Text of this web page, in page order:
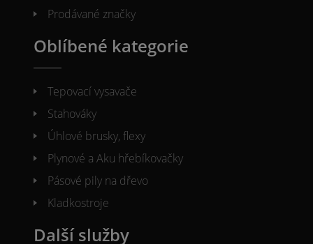
Prodávané značky
Oblíbené kategorie
Tepovací vysavače
Stahováky
Úhlové brusky, flexy
Plynové a Aku hřebíkovačky
Pásové pily na dřevo
Kladkostroje
Další služby